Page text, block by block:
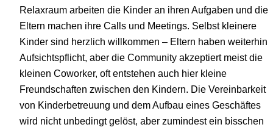
Relaxraum arbeiten die Kinder an ihren Aufgaben und die
Eltern machen ihre Calls und Meetings. Selbst kleinere
Kinder sind herzlich willkommen – Eltern haben weiterhin
Aufsichtspflicht, aber die Community akzeptiert meist die
kleinen Coworker, oft entstehen auch hier kleine
Freundschaften zwischen den Kindern. Die Vereinbarkeit
von Kinderbetreuung und dem Aufbau eines Geschäftes
wird nicht unbedingt gelöst, aber zumindest ein bisschen